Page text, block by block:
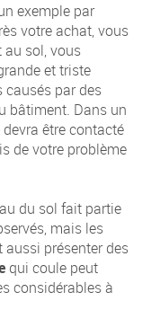
exemple par
votre achat, vous
au sol, vous
et triste
causés par des
bâtiment. Dans un
être contacté
de votre problème
du sol fait partie
mais les
présenter des
qui coule peut
considérables à